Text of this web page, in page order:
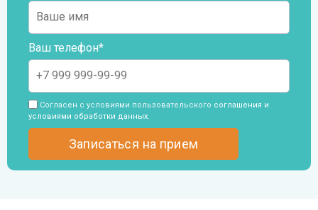
Ваш телефон*
Согласен с условиями пользовательского соглашения и
условиями обработки данных